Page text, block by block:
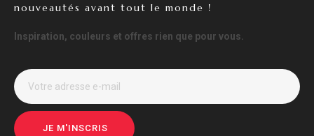
nouveautés avant tout le monde !
Inspiration, couleurs et offres rien que pour vous.
JE M'INSCRIS